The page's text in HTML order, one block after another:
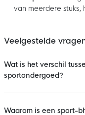
van meerdere stuks,
Veelgestelde
Wat is het verschil
sportondergoed?
Waarom is een sport-